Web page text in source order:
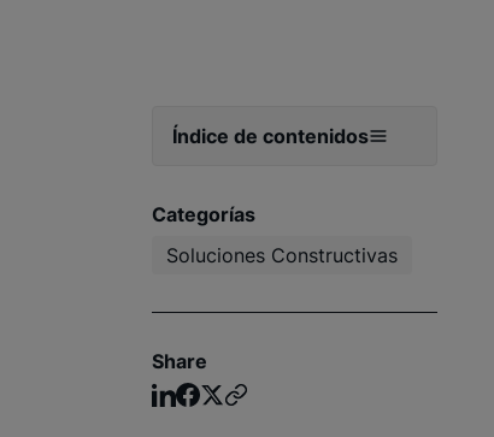
Índice de contenidos
Categorías
Soluciones Constructivas
Share